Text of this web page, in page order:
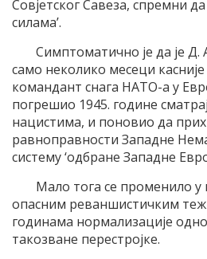
Совјетског Савеза, спремни
силама’.
Симптоматично је да је Д.
само неколико месеци
командант снага НАТО-а у
погрешио 1945. године
нацистима, и поновио да
равноправности Западне
систему ‘одбране Западне
Мало тога се променило
опасним реваншистичким
годинама нормализације
такозване перестројке.